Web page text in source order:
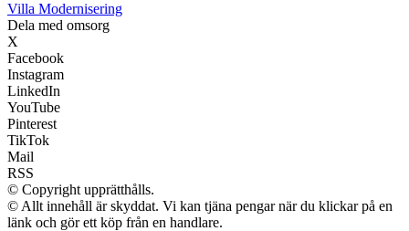
Villa Modernisering
Dela med omsorg
X
Facebook
Instagram
LinkedIn
YouTube
Pinterest
TikTok
Mail
RSS
© Copyright upprätthålls.
© Allt innehåll är skyddat. Vi kan tjäna pengar när du klickar på en
länk och gör ett köp från en handlare.